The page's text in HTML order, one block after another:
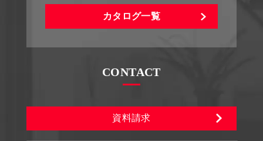
カタログ一覧
CONTACT
資料請求